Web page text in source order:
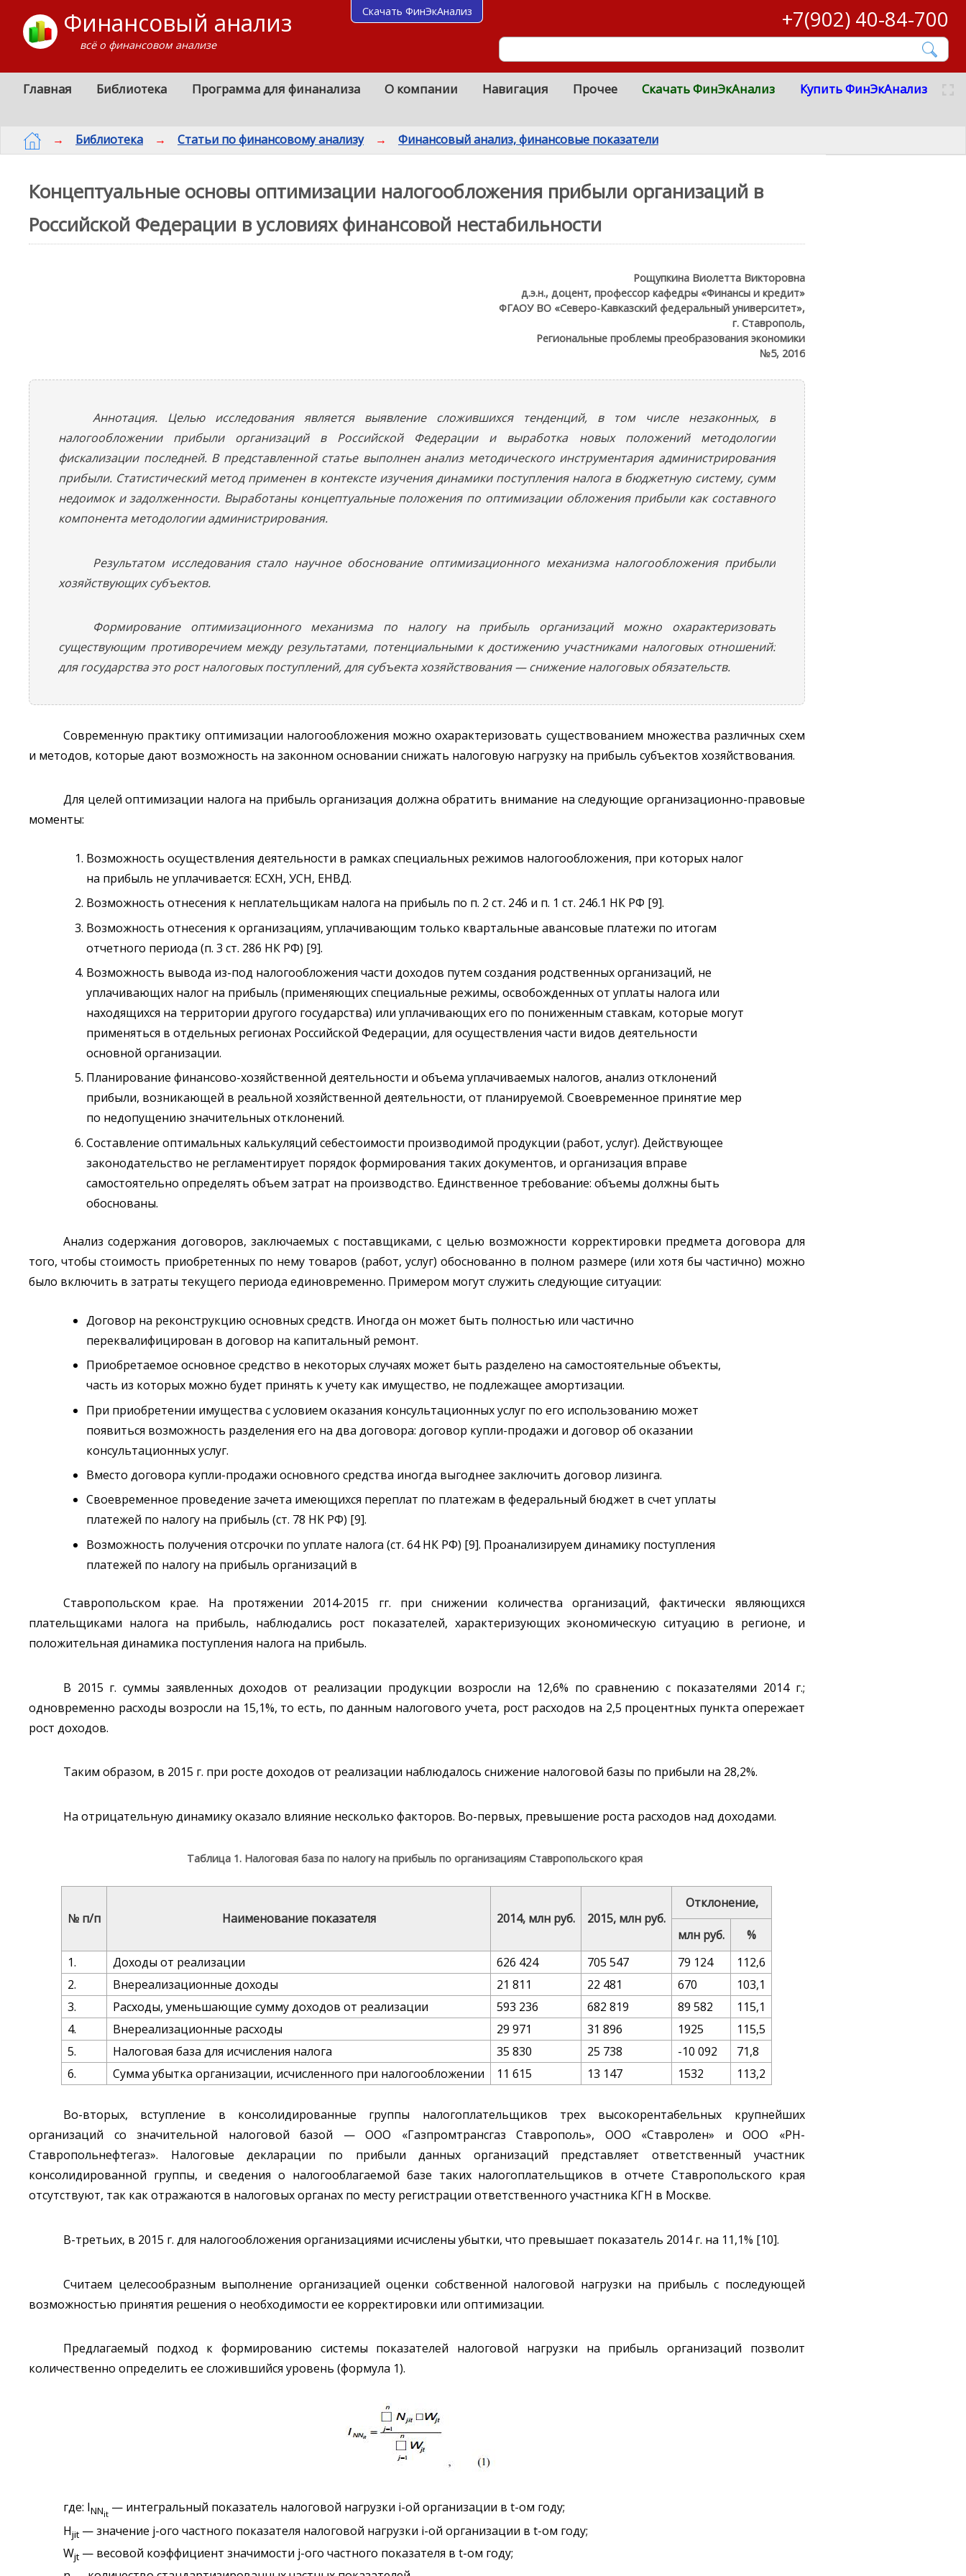
Финансовый анализ
всё о финансовом анализе
+7(902) 40-84-700
Главная Библиотека Программа для финанализа О компании Навигация Прочее Скачать ФинЭкАнализ Купить ФинЭкАнализ
→ Библиотека → Статьи по финансовому анализу → Финансовый анализ, финансовые показатели
Концептуальные основы оптимизации налогообложения прибыли организаций в
Российской Федерации в условиях финансовой нестабильности
Рощупкина Виолетта Викторовна
д.э.н., доцент, профессор кафедры «Финансы и кредит»
ФГАОУ ВО «Северо-Кавказский федеральный университет»,
г. Ставрополь,
Региональные проблемы преобразования экономики
№5, 2016
Аннотация. Целью исследования является выявление сложившихся тенденций, в том числе незаконных, в
налогообложении прибыли организаций в Российской Федерации и выработка новых положений методологии
фискализации последней. В представленной статье выполнен анализ методического инструментария администрирования
прибыли. Статистический метод применен в контексте изучения динамики поступления налога в бюджетную систему, сумм
недоимок и задолженности. Выработаны концептуальные положения по оптимизации обложения прибыли как составного
компонента методологии администрирования.
Результатом исследования стало научное обоснование оптимизационного механизма налогообложения прибыли
хозяйствующих субъектов.
Формирование оптимизационного механизма по налогу на прибыль организаций можно охарактеризовать
существующим противоречием между результатами, потенциальными к достижению участниками налоговых отношений:
для государства это рост налоговых поступлений, для субъекта хозяйствования — снижение налоговых обязательств.
Современную практику оптимизации налогообложения можно охарактеризовать существованием множества различных схем
и методов, которые дают возможность на законном основании снижать налоговую нагрузку на прибыль субъектов хозяйствования.
Для целей оптимизации налога на прибыль организация должна обратить внимание на следующие организационно-правовые
моменты:
Возможность осуществления деятельности в рамках специальных режимов налогообложения, при которых налог
на прибыль не уплачивается: ЕСХН, УСН, ЕНВД.
Возможность отнесения к неплательщикам налога на прибыль по п. 2 ст. 246 и п. 1 ст. 246.1 НК РФ [9].
Возможность отнесения к организациям, уплачивающим только квартальные авансовые платежи по итогам
отчетного периода (п. 3 ст. 286 НК РФ) [9].
Возможность вывода из-под налогообложения части доходов путем создания родственных организаций, не
уплачивающих налог на прибыль (применяющих специальные режимы, освобожденных от уплаты налога или
находящихся на территории другого государства) или уплачивающих его по пониженным ставкам, которые могут
применяться в отдельных регионах Российской Федерации, для осуществления части видов деятельности
основной организации.
Планирование финансово-хозяйственной деятельности и объема уплачиваемых налогов, анализ отклонений
прибыли, возникающей в реальной хозяйственной деятельности, от планируемой. Своевременное принятие мер
по недопущению значительных отклонений.
Составление оптимальных калькуляций себестоимости производимой продукции (работ, услуг). Действующее
законодательство не регламентирует порядок формирования таких документов, и организация вправе
самостоятельно определять объем затрат на производство. Единственное требование: объемы должны быть
обоснованы.
Анализ содержания договоров, заключаемых с поставщиками, с целью возможности корректировки предмета договора для
того, чтобы стоимость приобретенных по нему товаров (работ, услуг) обоснованно в полном размере (или хотя бы частично) можно
было включить в затраты текущего периода единовременно. Примером могут служить следующие ситуации:
Договор на реконструкцию основных средств. Иногда он может быть полностью или частично
переквалифицирован в договор на капитальный ремонт.
Приобретаемое основное средство в некоторых случаях может быть разделено на самостоятельные объекты,
часть из которых можно будет принять к учету как имущество, не подлежащее амортизации.
При приобретении имущества с условием оказания консультационных услуг по его использованию может
появиться возможность разделения его на два договора: договор купли-продажи и договор об оказании
консультационных услуг.
Вместо договора купли-продажи основного средства иногда выгоднее заключить договор лизинга.
Своевременное проведение зачета имеющихся переплат по платежам в федеральный бюджет в счет уплаты
платежей по налогу на прибыль (ст. 78 НК РФ) [9].
Возможность получения отсрочки по уплате налога (ст. 64 НК РФ) [9]. Проанализируем динамику поступления
платежей по налогу на прибыль организаций в
Ставропольском крае. На протяжении 2014-2015 гг. при снижении количества организаций, фактически являющихся
плательщиками налога на прибыль, наблюдались рост показателей, характеризующих экономическую ситуацию в регионе, и
положительная динамика поступления налога на прибыль.
В 2015 г. суммы заявленных доходов от реализации продукции возросли на 12,6% по сравнению с показателями 2014 г.;
одновременно расходы возросли на 15,1%, то есть, по данным налогового учета, рост расходов на 2,5 процентных пункта опережает
рост доходов.
Таким образом, в 2015 г. при росте доходов от реализации наблюдалось снижение налоговой базы по прибыли на 28,2%.
На отрицательную динамику оказало влияние несколько факторов. Во-первых, превышение роста расходов над доходами.
Таблица 1. Налоговая база по налогу на прибыль по организациям Ставропольского края
№ п/п Наименование показателя 2014, млн руб. 2015, млн руб.
Отклонение,
млн руб.
%
1.
Доходы от реализации 626 424 705 547 79 124
112,6
2.
Внереализационные доходы 21 811 22 481 670
103,1
3.
Расходы, уменьшающие сумму доходов от реализации 593 236 682 819 89 582
115,1
4.
Внереализационные расходы 29 971 31 896 1925
115,5
5.
Налоговая база для исчисления налога 35 830 25 738 -10 092
71,8
6.
Сумма убытка организации, исчисленного при налогообложении 11 615 13 147 1532 113,2
Во-вторых, вступление в консолидированные группы налогоплательщиков трех высокорентабельных крупнейших
организаций со значительной налоговой базой — ООО «Газпромтрансгаз Ставрополь», ООО «Ставролен» и ООО «РН-
Ставропольнефтегаз». Налоговые декларации по прибыли данных организаций представляет ответственный участник
консолидированной группы, и сведения о налогооблагаемой базе таких налогоплательщиков в отчете Ставропольского края
отсутствуют, так как отражаются в налоговых органах по месту регистрации ответственного участника КГН в Москве.
В-третьих, в 2015 г. для налогообложения организациями исчислены убытки, что превышает показатель 2014 г. на 11,1% [10].
Считаем целесообразным выполнение организацией оценки собственной налоговой нагрузки на прибыль с последующей
возможностью принятия решения о необходимости ее корректировки или оптимизации.
Предлагаемый подход к формированию системы показателей налоговой нагрузки на прибыль организаций позволит
количественно определить ее сложившийся уровень (формула 1).
где: INNit — интегральный показатель налоговой нагрузки i-ой организации в t-ом году;
Hjit — значение j-ого частного показателя налоговой нагрузки i-ой организации в t-ом году;
Wjt — весовой коэффициент значимости j-ого частного показателя в t-ом году;
Скачать ФинЭкАнализ